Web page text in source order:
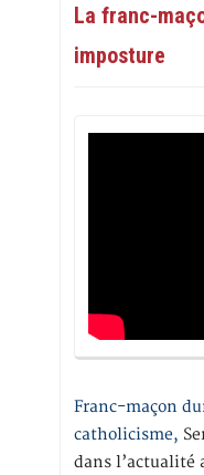
La franc-
imposture
Franc-maçon
catholicisme,
dans l’actualité